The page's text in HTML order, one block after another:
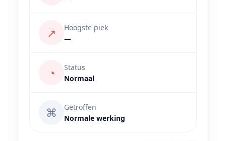
↗
Hoogste piek
—
◔
Status
Normaal
⌘
Getroffen
Normale werking